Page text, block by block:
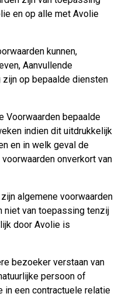
en op alle met Avolie
kunnen,
Aanvullende
op bepaalde diensten
Voorwaarden bepaalde
indien dit uitdrukkelijk
en in welk geval de
onverkort van
algemene voorwaarden
niet van toepassing tenzij
door Avolie is
bezoeker verstaan van
persoon of
een contractuele relatie